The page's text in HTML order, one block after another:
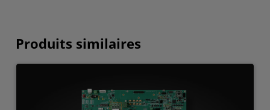
Produits similaires